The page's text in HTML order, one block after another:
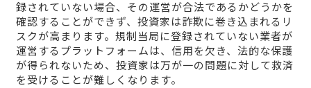
録されていない場合、その運営が合法であるかどうかを
確認することができず、投資家は詐欺に巻き込まれるリ
スクが高まります。規制当局に登録されていない業者が
運営するプラットフォームは、信用を欠き、法的な保護
が得られないため、投資家は万が一の問題に対して救済
を受けることが難しくなります。